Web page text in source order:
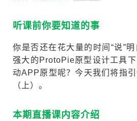
听课前你要知道的事
你是否还在花大量的时间“说”
强大的ProtoPie原型设计工具
动APP原型呢？今天我们将指
（上）。
本期直播课内容介绍